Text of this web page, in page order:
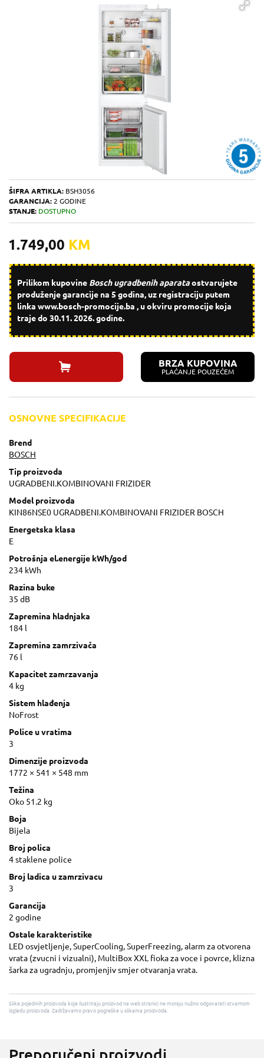
ŠIFRA ARTIKLA: BSH3056
GARANCIJA: 2 GODINE
STANJE: DOSTUPNO
1.749,00 KM
Prilikom kupovine Bosch ugradbenih aparataostvarujete
produženje garancije na 5 godina, uz registraciju putem
linka www.bosch-promocije.ba , u okviru promocije koja
traje do 30.11. 2026.godine.
BRZA KUPOVINA
PLAĆANJE POUZEĆEM
OSNOVNE SPECIFIKACIJE
Brend
BOSCH
Tip proizvoda
UGRADBENI.KOMBINOVANI FRIZIDER
Model proizvoda
KIN86NSE0 UGRADBENI.KOMBINOVANI FRIZIDER BOSCH
Energetska klasa
E
Potrošnja el.energije kWh/god
234 kWh
Razina buke
35 dB
Zapremina hladnjaka
184 l
Zapremina zamrzivača
76 l
Kapacitet zamrzavanja
4 kg
Sistem hlađenja
NoFrost
Police u vratima
3
Dimenzije proizvoda
1772 × 541 × 548 mm
Težina
Oko 51.2 kg
Boja
Bijela
Broj polica
4 staklene police
Broj ladica u zamrzivacu
3
Garancija
2 godine
Ostale karakteristike
LED osvjetljenje, SuperCooling, SuperFreezing, alarm za otvorena
vrata (zvucni i vizualni), MultiBox XXL fioka za voce i povrce, klizna
šarka za ugradnju, promjenjiv smjer otvaranja vrata.
Slike pojedinih proizvoda koje ilustriraju proizvod na web stranici ne moraju nužno odgovarati stvarnom
izgledu proizvoda. Zadržavamo pravo pogreške u slikama proizvoda.